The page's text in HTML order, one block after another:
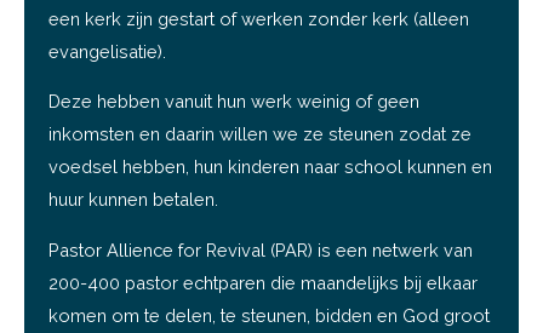
een kerk zijn gestart of werken zonder kerk (alleen
evangelisatie).
Deze hebben vanuit hun werk weinig of geen
inkomsten en daarin willen we ze steunen zodat ze
voedsel hebben, hun kinderen naar school kunnen en
huur kunnen betalen.
Pastor Allience for Revival (PAR) is een netwerk van
200-400 pastor echtparen die maandelijks bij elkaar
komen om te delen, te steunen, bidden en God groot